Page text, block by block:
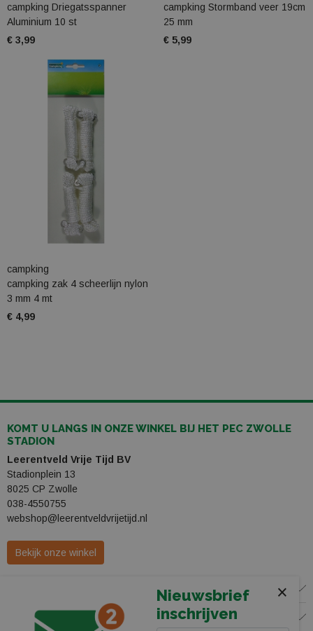
campking Driegatsspanner
Aluminium 10 st
€ 3,99
campking Stormband veer 19cm
25 mm
€ 5,99
campking
campking zak 4 scheerlijn nylon
3 mm 4 mt
€ 4,99
KOMT U LANGS IN ONZE WINKEL BIJ HET PEC ZWOLLE
STADION
Leerentveld Vrije Tijd BV
Stadionplein 13
8025 CP Zwolle
038-4550755
webshop@leerentveldvrijetijd.nl
Bekijk onze winkel
WINKEL
KLANTENSERVICE
×
Nieuwsbrief
inschrijven